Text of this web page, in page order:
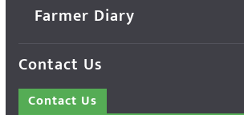
Farmer Diary
Contact Us
Contact Us